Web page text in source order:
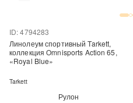
Рулон
ID: 4794283
Линолеум спортивный Tarkett,
коллекция Omnisports Action 65,
«Royal Blue»
Tarkett